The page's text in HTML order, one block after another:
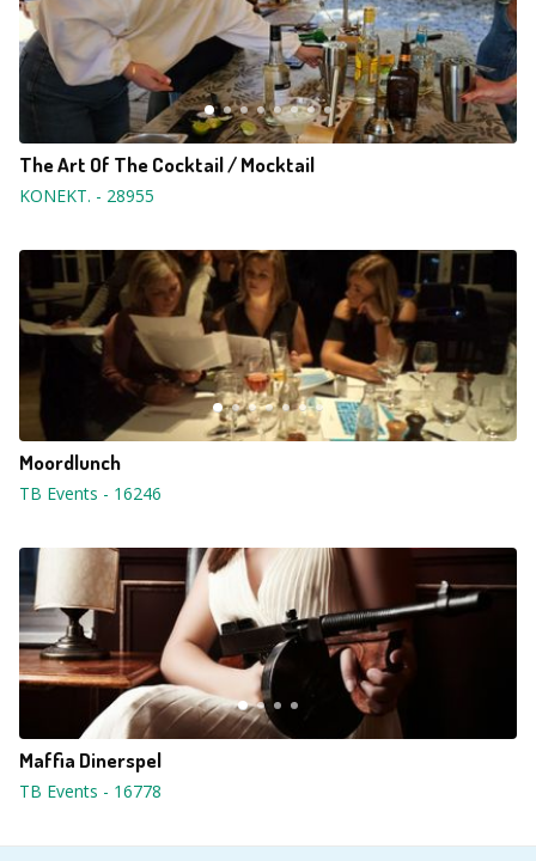
The Art Of The Cocktail / Mocktail
KONEKT. - 28955
Moordlunch
TB Events - 16246
Maffia Dinerspel
TB Events - 16778